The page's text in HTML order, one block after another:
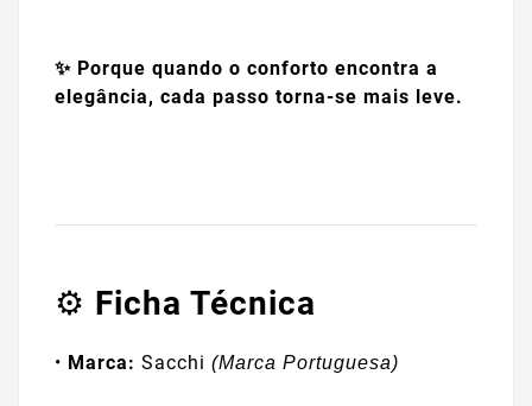
✨ Porque quando o conforto encontra a
elegância, cada passo torna-se mais leve.
⚙️ Ficha Técnica
• Marca: Sacchi (Marca Portuguesa)